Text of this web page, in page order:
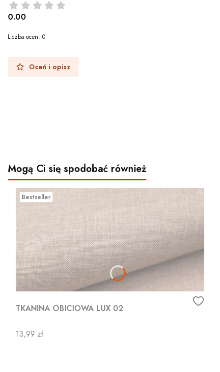
0.00
Liczba ocen: 0
Oceń i opisz
Mogą Ci się spodobać również
Bestseller
TKANINA OBICIOWA LUX 02
Cena
13,99 zł